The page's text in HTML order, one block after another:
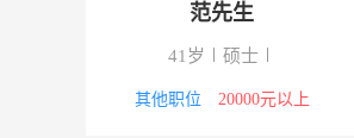
范先生
41岁 硕士
其他职位 20000元以上